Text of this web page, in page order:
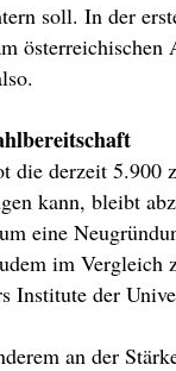
soll. In der
die derzeit
kann, bleibt
eine
im Vergleich
Institute der
an der